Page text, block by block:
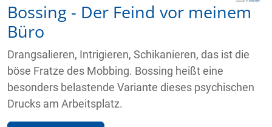
Bossing - Der Feind vor meinem
Büro
Drangsalieren, Intrigieren, Schikanieren, das ist die
böse Fratze des Mobbing. Bossing heißt eine
besonders belastende Variante dieses psychischen
Drucks am Arbeitsplatz.